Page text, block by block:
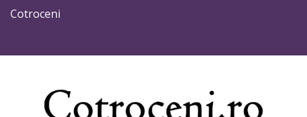
Cotroceni